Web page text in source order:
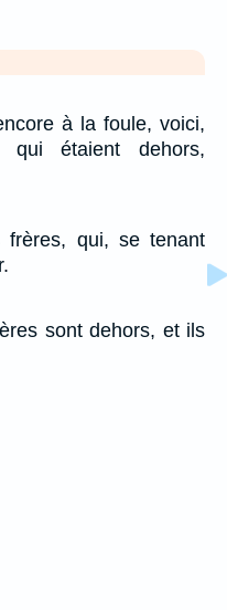
à la foule, voici,
étaient dehors,
frères, qui, se tenant
sont dehors, et ils